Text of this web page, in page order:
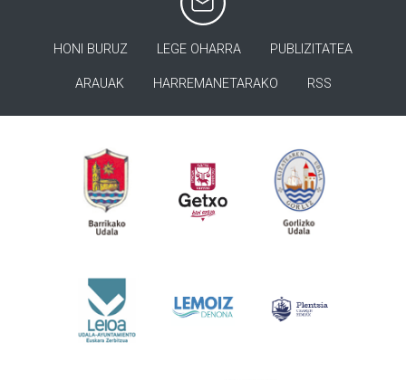
HONI BURUZ LEGE OHARRA PUBLIZITATEA
ARAUAK HARREMANETARAKO RSS